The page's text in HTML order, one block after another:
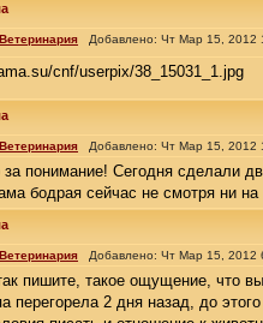
Ветеринария Добавлено: Чт Мар 15,
cnf/userpix/38_15031_1.jpg
Ветеринария Добавлено: Чт Мар 15,
понимание! Сегодня сделали
бодрая сейчас не смотря ни
Ветеринария Добавлено: Чт Мар 15,
пишите, такое ощущение, что
перегорела 2 дня назад, до